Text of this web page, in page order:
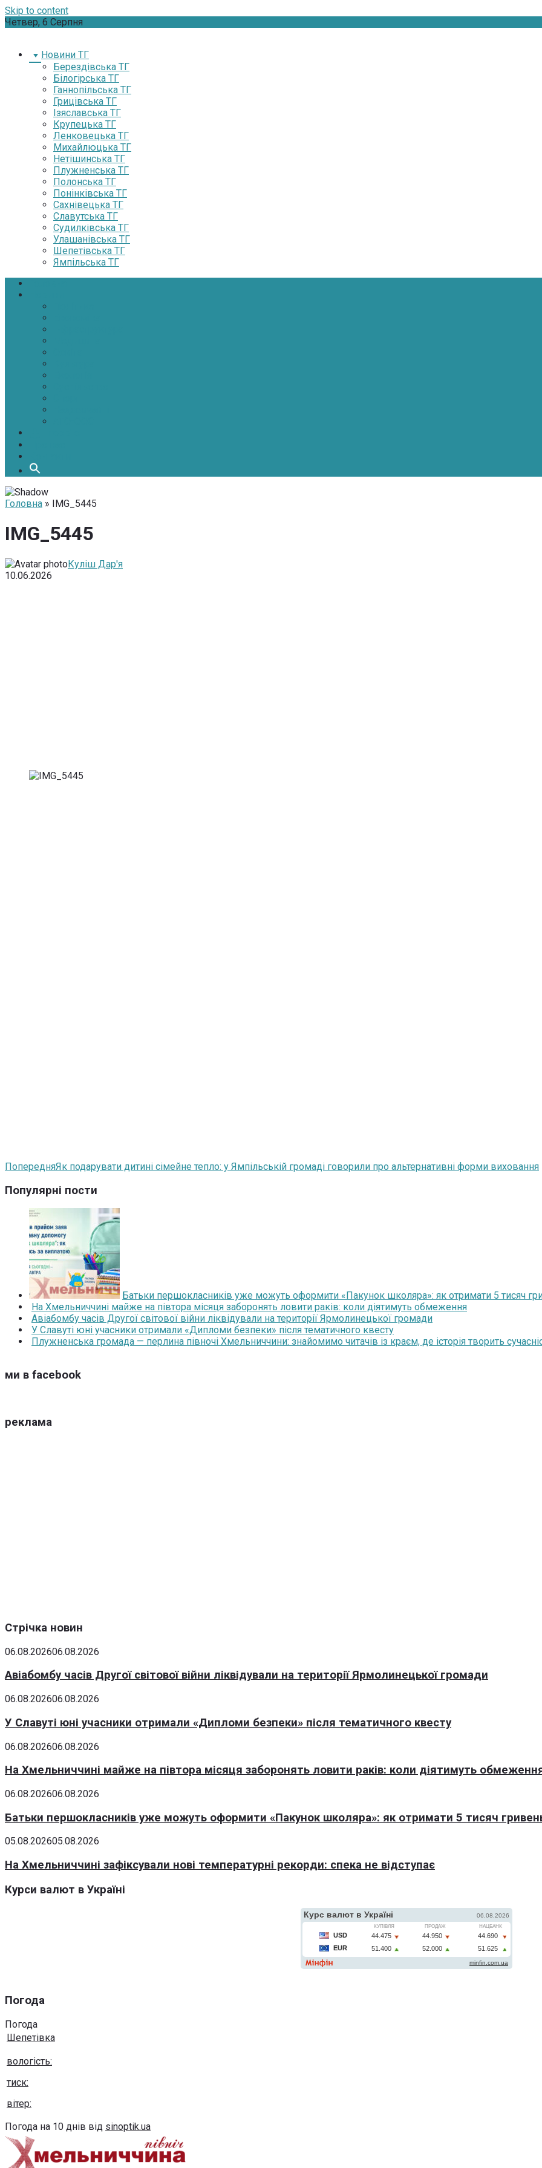
Skip to content
Четвер, 6 Серпня
Новини ТГ
Берездівська ТГ
Білогірська ТГ
Ганнопільська ТГ
Грицівська ТГ
Ізяславська ТГ
Крупецька ТГ
Ленковецька ТГ
Михайлюцька ТГ
Нетішинська ТГ
Плужненська ТГ
Полонська ТГ
Понінківська ТГ
Сахнівецька ТГ
Славутська ТГ
Судилківська ТГ
Улашанівська ТГ
Шепетівська ТГ
Ямпільська ТГ
Головна » IMG_5445
IMG_5445
Куліш Дар'я
10.06.2026
ПопередняЯк подарувати дитині сімейне тепло: у Ямпільській громаді говорили про альтернативні форми виховання
Популярні пости
Батьки першокласників уже можуть оформити «Пакунок школяра»: як отримати 5 тисяч
На Хмельниччині майже на півтора місяця заборонять ловити раків: коли діятимуть обмеження
Авіабомбу часів Другої світової війни ліквідували на території Ярмолинецької громади
У Славуті юні учасники отримали «Дипломи безпеки» після тематичного квесту
Плужненська громада — перлина півночі Хмельниччини: знайомимо читачів із краєм, де історія творить
ми в facebook
реклама
Стрічка новин
06.08.202606.08.2026
Авіабомбу часів Другої світової війни ліквідували на території Ярмолинецької громади
06.08.202606.08.2026
У Славуті юні учасники отримали «Дипломи безпеки» після тематичного квесту
06.08.202606.08.2026
На Хмельниччині майже на півтора місяця заборонять ловити раків: коли діятимуть
06.08.202606.08.2026
Батьки першокласників уже можуть оформити «Пакунок школяра»: як отримати 5 тисяч
05.08.202605.08.2026
На Хмельниччині зафіксували нові температурні рекорди: спека не відступає
Курси валют в Україні
Погода
Погода
Шепетівка
вологість:
тиск:
вітер:
Погода на 10 днів від sinoptik.ua